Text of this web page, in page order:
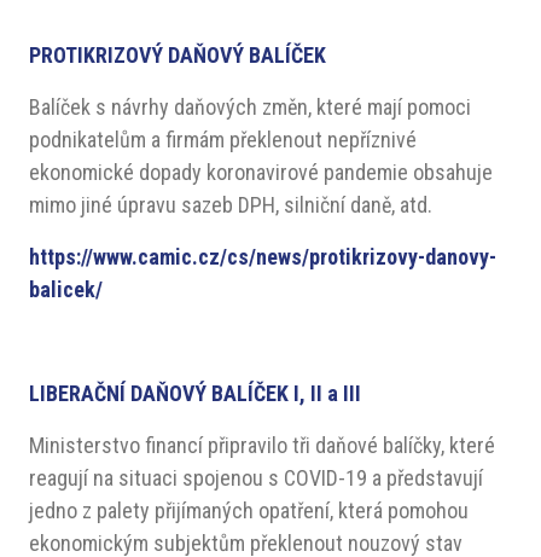
PROTIKRIZOVÝ DAŇOVÝ BALÍČEK
Balíček s návrhy daňových změn, které mají pomoci
podnikatelům a firmám překlenout nepříznivé
ekonomické dopady koronavirové pandemie obsahuje
mimo jiné úpravu sazeb DPH, silniční daně, atd.
https://www.camic.cz/cs/news/protikrizovy-danovy-
balicek/
LIBERAČNÍ DAŇOVÝ BALÍČEK I, II a III
Ministerstvo financí připravilo tři daňové balíčky, které
reagují na situaci spojenou s COVID-19 a představují
jedno z palety přijímaných opatření, která pomohou
ekonomickým subjektům překlenout nouzový stav